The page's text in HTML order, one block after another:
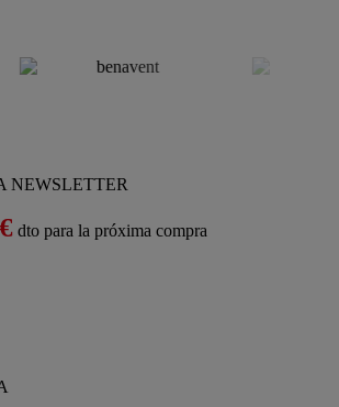
NEWSLETTER
dto para la próxima compra